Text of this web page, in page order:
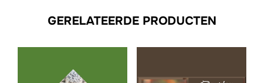
GERELATEERDE PRODUCTEN